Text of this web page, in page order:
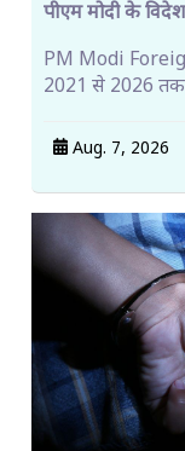
पीएम मोदी के
PM Modi
2021 से 2026 तक
Aug. 7, 2026